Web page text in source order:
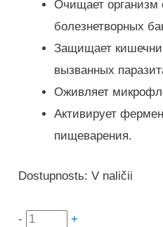
Очищает организм
болезнетворных
Защищает
вызванных
Оживляет
Активирует
пищеварения.
Dostupnostь: V naličii
- Količestvo
+